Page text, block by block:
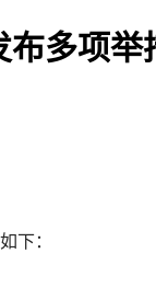
多项举
下：